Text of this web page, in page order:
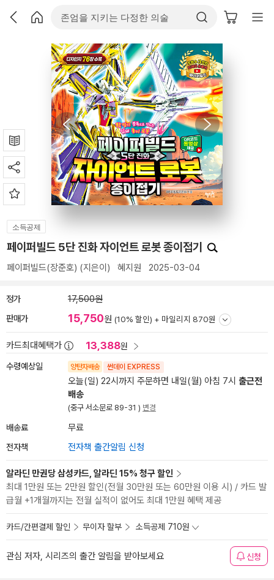
소득공제
페이퍼빌드 5단 진화 자이언트 로봇 종이접기
페이퍼빌드(장준호) (지은이) 혜지원 2025-03-04
정가 17,500원
판매가 15,750원 (10% 할인) + 마일리지 870원
카드최대혜택가 13,388원
수령예상일 양탄자배송 썬데이 EXPRESS
오늘(일) 22시까지 주문하면 내일(월) 아침 7시 출근전
배송
(중구 서소문로 89-31 ) 변경
배송료 무료
전자책 전자책 출간알림 신청
알라딘 만권당 삼성카드, 알라딘 15% 청구 할인
최대 1만원 또는 2만원 할인(전월 30만원 또는 60만원 이용 시) / 카드 발
급월 +1개월까지는 전월 실적이 없어도 최대 1만원 혜택 제공
카드/간편결제 할인 무이자 할부 소득공제 710원
관심 저자, 시리즈의 출간 알림을 받아보세요 신청